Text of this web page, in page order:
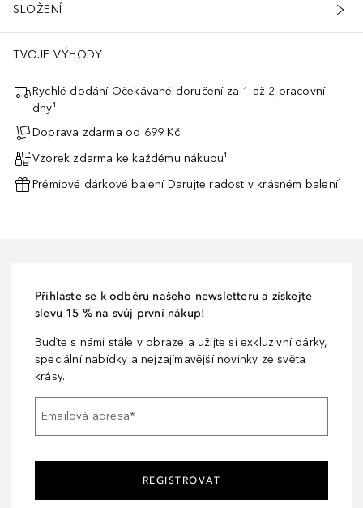
SLOŽENÍ
TVOJE VÝHODY
Rychlé dodání Očekávané doručení za 1 až 2 pracovní
dny¹
Doprava zdarma od 699 Kč
Vzorek zdarma ke každému nákupu¹
Prémiové dárkové balení Darujte radost v krásném balení¹
Přihlaste se k odběru našeho newsletteru a získejte
slevu 15 % na svůj první nákup!
Buďte s námi stále v obraze a užijte si exkluzivní dárky,
speciální nabídky a nejzajímavější novinky ze světa
krásy.
Emailová adresa*
REGISTROVAT